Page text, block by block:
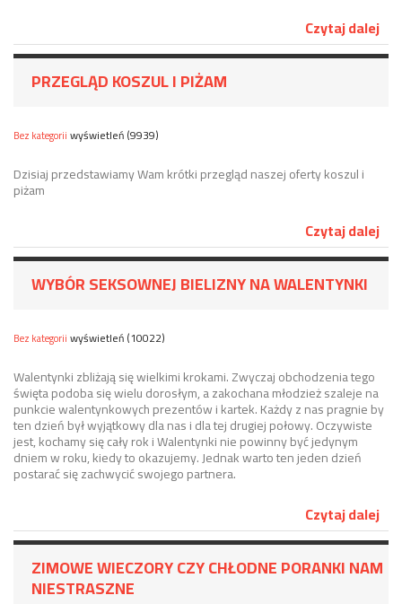
Czytaj dalej
PRZEGLĄD KOSZUL I PIŻAM
Bez kategorii wyświetleń (9939)
Dzisiaj przedstawiamy Wam krótki przegląd naszej oferty koszul i
piżam
Czytaj dalej
WYBÓR SEKSOWNEJ BIELIZNY NA WALENTYNKI
Bez kategorii wyświetleń (10022)
Walentynki zbliżają się wielkimi krokami. Zwyczaj obchodzenia tego
święta podoba się wielu dorosłym, a zakochana młodzież szaleje na
punkcie walentynkowych prezentów i kartek. Każdy z nas pragnie by
ten dzień był wyjątkowy dla nas i dla tej drugiej połowy. Oczywiste
jest, kochamy się cały rok i Walentynki nie powinny być jedynym
dniem w roku, kiedy to okazujemy. Jednak warto ten jeden dzień
postarać się zachwycić swojego partnera.
Czytaj dalej
ZIMOWE WIECZORY CZY CHŁODNE PORANKI NAM
NIESTRASZNE